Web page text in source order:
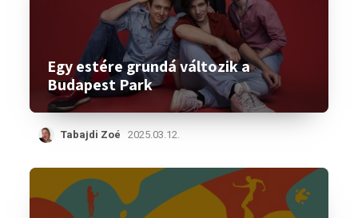
Egy estére grundá változik a
Budapest Park
Tabajdi Zoé 2025.03.12.